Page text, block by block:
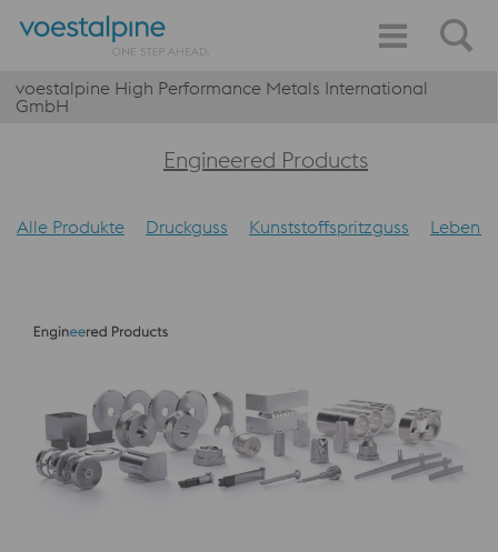
voestalpine High Performance Metals International
GmbH
Engineered Products
Alle Produkte Druckguss Kunststoffspritzguss